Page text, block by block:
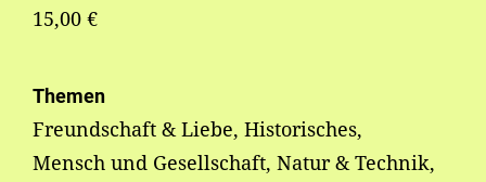
15,00 €
Themen
Freundschaft & Liebe, Historisches,
Mensch und Gesellschaft, Natur & Technik,